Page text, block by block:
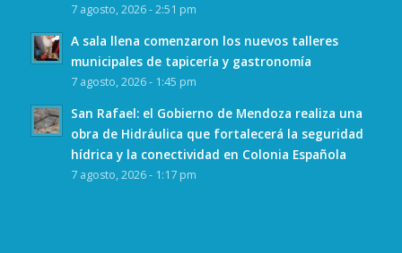
7 agosto, 2026 - 2:51 pm
A sala llena comenzaron los nuevos talleres
municipales de tapicería y gastronomía
7 agosto, 2026 - 1:45 pm
San Rafael: el Gobierno de Mendoza realiza una
obra de Hidráulica que fortalecerá la seguridad
hídrica y la conectividad en Colonia Española
7 agosto, 2026 - 1:17 pm